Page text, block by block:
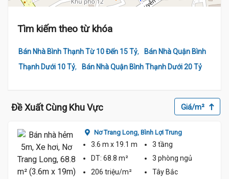
Tìm kiếm theo từ khóa
Bán Nhà Bình Thạnh Từ 10 Đến 15 Tỷ,
Bán Nhà Quận Bình
Thạnh Dưới 10 Tỷ, Bán Nhà Quận Bình Thạnh Dưới 20 Tỷ
Đề Xuất Cùng Khu Vực Giá/m²
Nơ Trang Long, Bình Lợi Trung
3.6 m x 19.1 m
3 tầng
DT: 68.8 m² 3 phòng ngủ
206 triệu/m²
Tây Bắc